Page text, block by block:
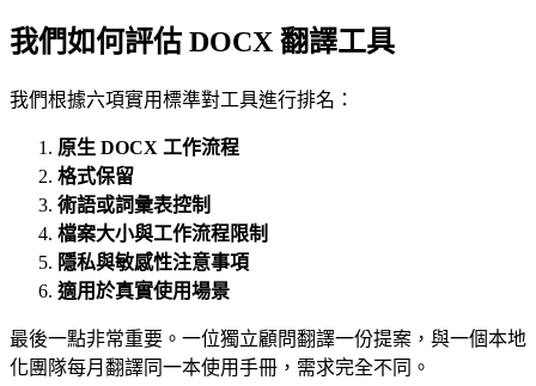
我們如何評估 DOCX 翻譯工具
我們根據六項實用標準對工具進行排名：
原生 DOCX 工作流程
格式保留
術語或詞彙表控制
檔案大小與工作流程限制
隱私與敏感性注意事項
適用於真實使用場景
最後一點非常重要。一位獨立顧問翻譯一份提案，與一個本地
化團隊每月翻譯同一本使用手冊，需求完全不同。